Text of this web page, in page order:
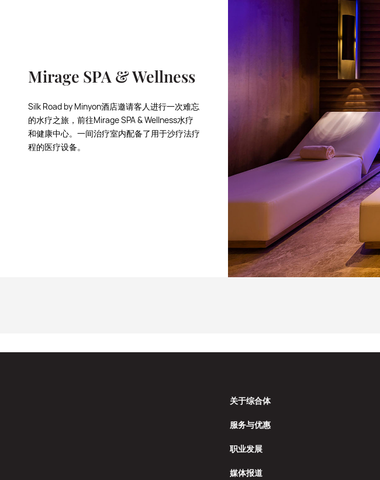
Mirage SPA & Wellness
Silk Road by Minyon酒店邀请客人进行一次难忘
的水疗之旅，前往Mirage SPA & Wellness水疗
和健康中心。一间治疗室内配备了用于沙疗法疗
程的医疗设备。
关于综合体
服务与优惠
职业发展
媒体报道